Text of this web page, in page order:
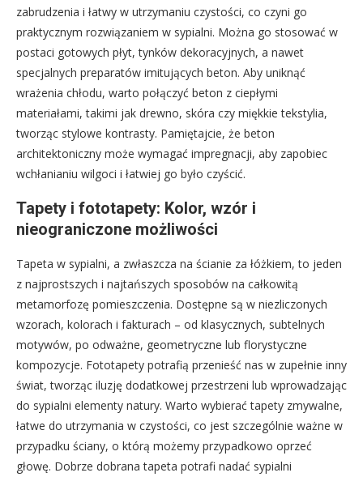
zabrudzenia i łatwy w utrzymaniu czystości, co czyni go
praktycznym rozwiązaniem w sypialni. Można go stosować w
postaci gotowych płyt, tynków dekoracyjnych, a nawet
specjalnych preparatów imitujących beton. Aby uniknąć
wrażenia chłodu, warto połączyć beton z ciepłymi
materiałami, takimi jak drewno, skóra czy miękkie tekstylia,
tworząc stylowe kontrasty. Pamiętajcie, że beton
architektoniczny może wymagać impregnacji, aby zapobiec
wchłanianiu wilgoci i łatwiej go było czyścić.
Tapety i fototapety: Kolor, wzór i
nieograniczone możliwości
Tapeta w sypialni, a zwłaszcza na ścianie za łóżkiem, to jeden
z najprostszych i najtańszych sposobów na całkowitą
metamorfozę pomieszczenia. Dostępne są w niezliczonych
wzorach, kolorach i fakturach – od klasycznych, subtelnych
motywów, po odważne, geometryczne lub florystyczne
kompozycje. Fototapety potrafią przenieść nas w zupełnie inny
świat, tworząc iluzję dodatkowej przestrzeni lub wprowadzając
do sypialni elementy natury. Warto wybierać tapety zmywalne,
łatwe do utrzymania w czystości, co jest szczególnie ważne w
przypadku ściany, o którą możemy przypadkowo oprzeć
głowę. Dobrze dobrana tapeta potrafi nadać sypialni